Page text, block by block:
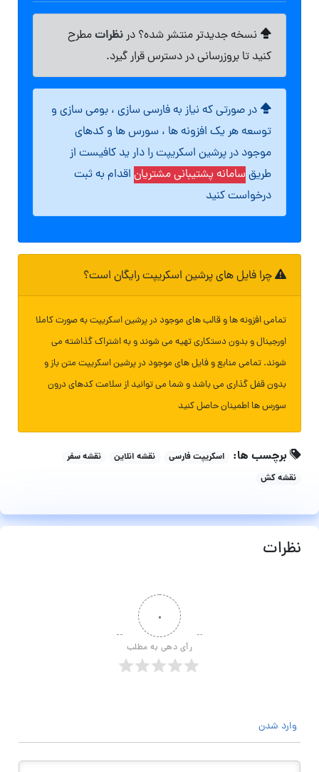
نسخه جدیدتر منتشر شده؟ درنظراتمطرح
کنید تا بروزرسانی در دسترس قرار گیرد.
در صورتی که نیاز به فارسی سازی ، بومی سازی و
توسعه هر یک افزونه ها ، سورس ها و کدهای
موجود در پرشین اسکریپت را دار ید کافیست از
طریقسامانه پشتیبانی مشتریان اقدام به ثبت
درخواست کنید
چرا فایل های پرشین اسکریپت رایگان است؟
تمامی افزونه ها و قالب های موجود در پرشین اسکریپت به صورت کاملا
اورجینال و بدون دستکاری تهیه می شوند و به اشتراک گذاشته می
شوند. تمامی منابع و فایل های موجود در پرشین اسکریپت متن باز و
بدون قفل گذاری می باشد و شما می توانید از سلامت کدهای درون
سورس ها اطمینان حاصل کنید
برچسب ها: اسکریپت فارسی نقشه انلاین
نقشه سفر
نقشه کش
نظرات
۰
رأی دهی به مطلب
وارد شدن